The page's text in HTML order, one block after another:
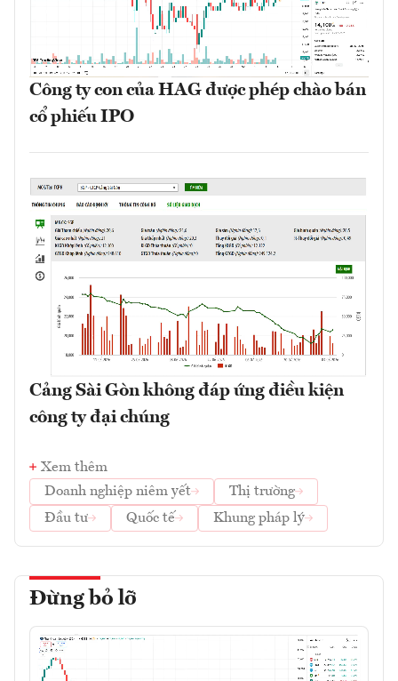
Công ty con của HAG được phép chào bán
cổ phiếu IPO
Cảng Sài Gòn không đáp ứng điều kiện
công ty đại chúng
Xem thêm
Doanh nghiệp niêm yết
Thị trường
Đầu tư
Quốc tế Khung pháp lý
Đừng bỏ lỡ